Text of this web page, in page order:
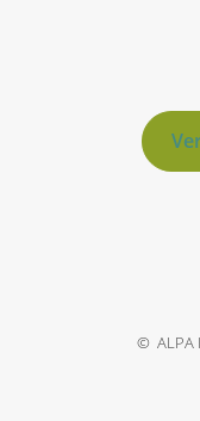
© ALPA